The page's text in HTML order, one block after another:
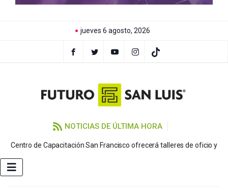
jueves 6 agosto, 2026
NOTICIAS DE ÚLTIMA HORA
Centro de Capacitación San Francisco ofrecerá talleres de oficio y